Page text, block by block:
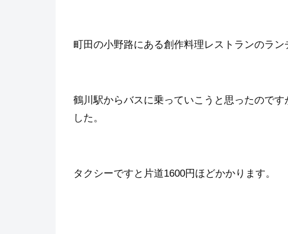
町田の小野路にある創作料理レストランのラン
鶴川駅からバスに乗っていこうと思ったので
した。
タクシーですと片道1600円ほどかかります。